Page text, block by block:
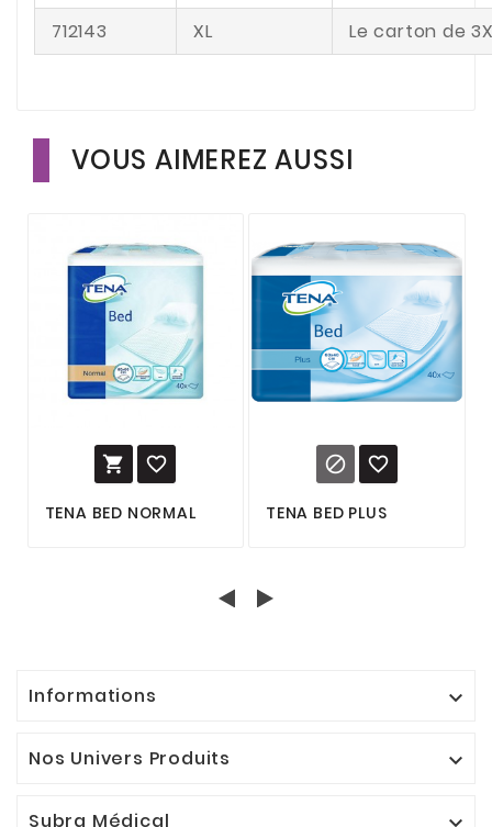
712143
XL Le carton de
VOUS AIMEREZ AUSSI
 
TENA BED NORMAL
 
TENA BED PLUS
Informations 
Nos Univers Produits 
Subra Médical